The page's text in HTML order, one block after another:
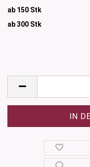
ab 150 Stk
ab 300 Stk